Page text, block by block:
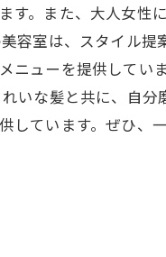
す。また、大人女性
容室は、スタイル提
ニューを提供してい
いな髪と共に、自分
ています。ぜひ、